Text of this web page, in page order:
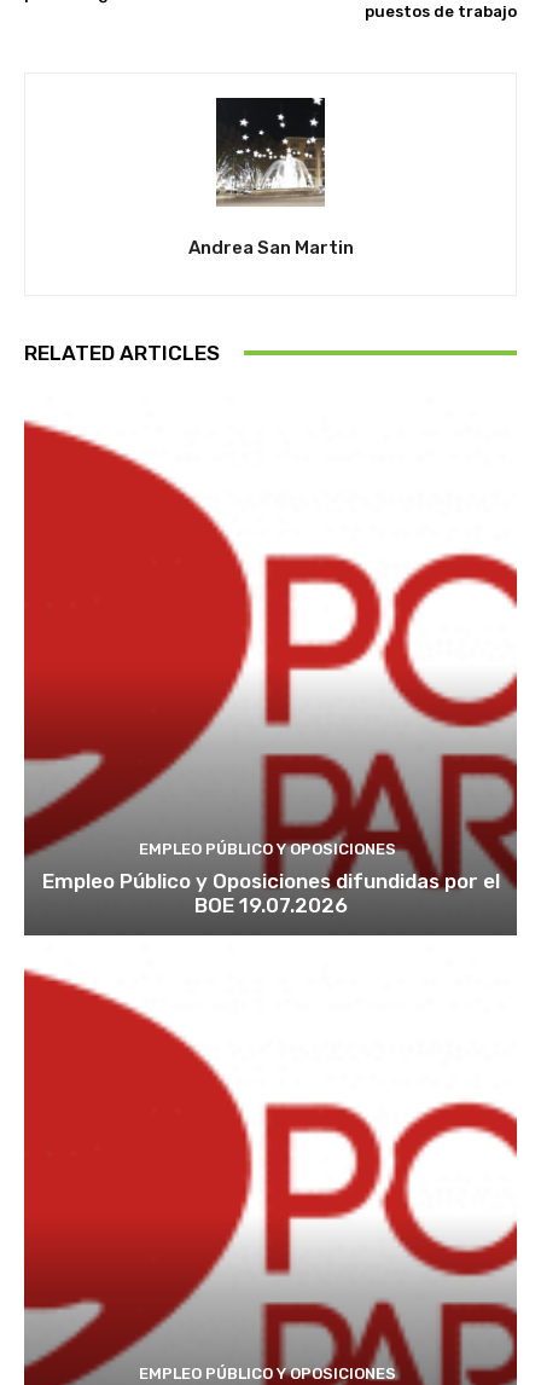
puestos de trabajo
Andrea San Martin
RELATED ARTICLES
EMPLEO PÚBLICO Y OPOSICIONES
Empleo Público y Oposiciones difundidas por el
BOE 19.07.2026
EMPLEO PÚBLICO Y OPOSICIONES